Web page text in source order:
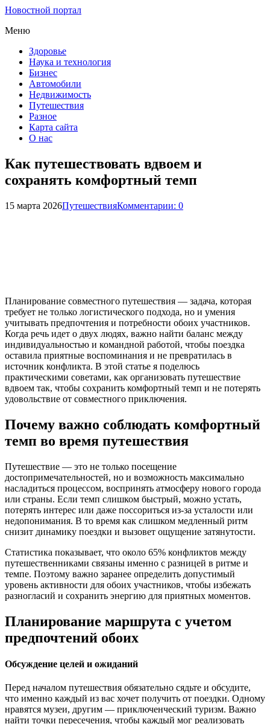
Новостной портал
Меню
Здоровье
Наука и технология
Бизнес
Автомобили
Недвижимость
Путешествия
Разное
Карта сайта
О нас
Как путешествовать вдвоем и
сохранять комфортный темп
15 марта 2026ПутешествияКомментарии: 0
Планирование совместного путешествия — задача, которая
требует не только логистического подхода, но и умения
учитывать предпочтения и потребности обоих участников.
Когда речь идет о двух людях, важно найти баланс между
индивидуальностью и командной работой, чтобы поездка
оставила приятные воспоминания и не превратилась в
источник конфликта. В этой статье я поделюсь
практическими советами, как организовать путешествие
вдвоем так, чтобы сохранить комфортный темп и не потерять
удовольствие от совместного приключения.
Почему важно соблюдать комфортный
темп во время путешествия
Путешествие — это не только посещение
достопримечательностей, но и возможность максимально
насладиться процессом, воспринять атмосферу нового города
или страны. Если темп слишком быстрый, можно устать,
потерять интерес или даже поссориться из-за усталости или
недопонимания. В то время как слишком медленный ритм
снизит динамику поездки и вызовет ощущение затянутости.
Статистика показывает, что около 65% конфликтов между
путешественниками связаны именно с разницей в ритме и
темпе. Поэтому важно заранее определить допустимый
уровень активности для обоих участников, чтобы избежать
разногласий и сохранить энергию для приятных моментов.
Планирование маршрута с учетом
предпочтений обоих
Обсуждение целей и ожиданий
Перед началом путешествия обязательно сядьте и обсудите,
что именно каждый из вас хочет получить от поездки. Одному
нравятся музеи, другим — приключенческий туризм. Важно
найти точки пересечения, чтобы каждый мог реализовать